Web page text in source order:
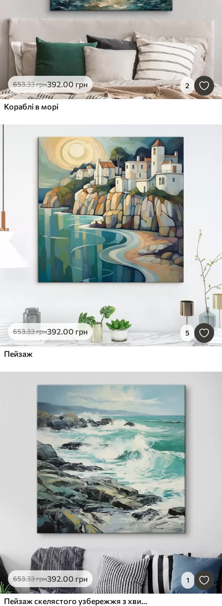
653.33грн392.00грн 2
Кораблі в морі
653.33грн392.00 грн 5
Пейзаж
653.33грн392.00 грн 1
Пейзаж скелястого узбережжя з хвилями під хмарним небом, у стилі живопису